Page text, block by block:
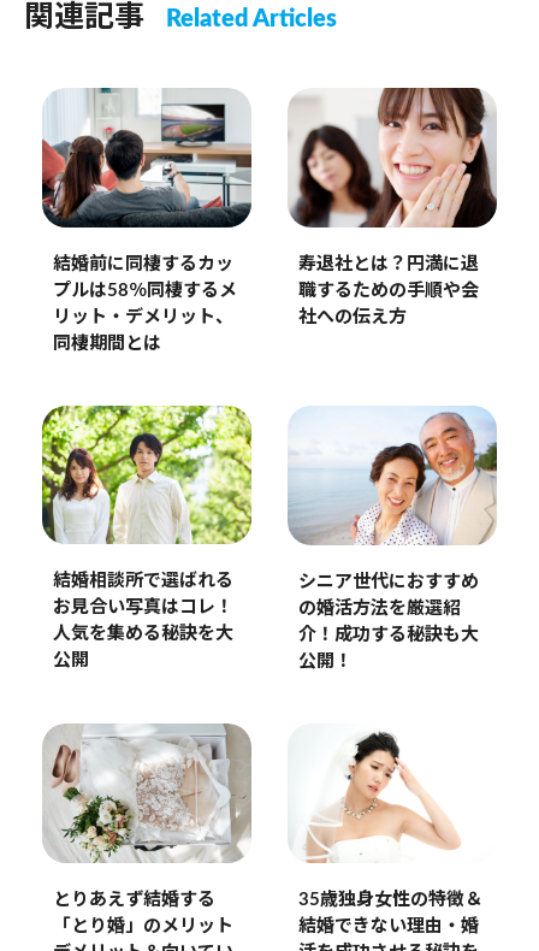
関連記事 Related Articles
結婚前に同棲するカッ
プルは58％同棲するメ
リット・デメリット、
同棲期間とは
寿退社とは？円満に退
職するための手順や会
社への伝え方
結婚相談所で選ばれる
お見合い写真はコレ！
人気を集める秘訣を大
公開
シニア世代におすすめ
の婚活方法を厳選紹
介！成功する秘訣も大
公開！
とりあえず結婚する
「とり婚」のメリット
35歳独身女性の特徴＆
結婚できない理由・婚